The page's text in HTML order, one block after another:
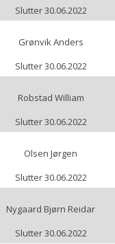
Slutter 30.06.2022
Grønvik Anders
Slutter 30.06.2022
Robstad William
Slutter 30.06.2022
Olsen Jørgen
Slutter 30.06.2022
Nygaard Bjørn Reidar
Slutter 30.06.2022